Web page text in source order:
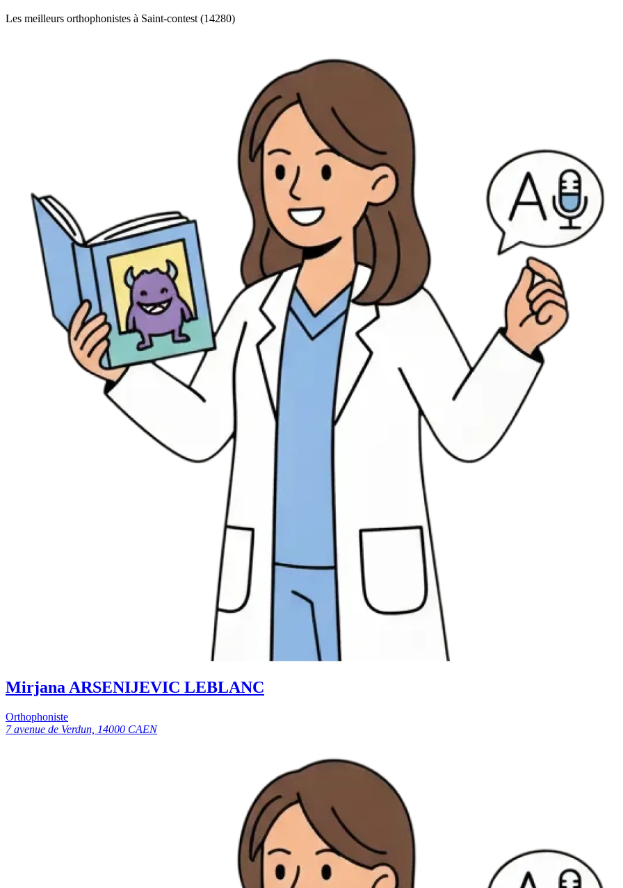
Les meilleurs orthophonistes à Saint-contest (14280)
Mirjana ARSENIJEVIC LEBLANC
Orthophoniste
7 avenue de Verdun, 14000 CAEN